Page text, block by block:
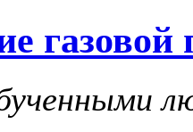
газовой